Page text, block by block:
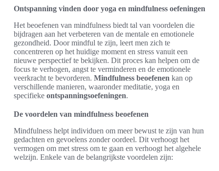
Ontspanning vinden door yoga en mindfulness oefeningen
Het beoefenen van mindfulness biedt tal van voordelen die
bijdragen aan het verbeteren van de mentale en emotionele
gezondheid. Door mindful te zijn, leert men zich te
concentreren op het huidige moment en stress vanuit een
nieuwe perspectief te bekijken. Dit proces kan helpen om de
focus te verhogen, angst te verminderen en de emotionele
veerkracht te bevorderen. Mindfulness beoefenen kan op
verschillende manieren, waaronder meditatie, yoga en
specifieke ontspanningsoefeningen.
De voordelen van mindfulness beoefenen
Mindfulness helpt individuen om meer bewust te zijn van hun
gedachten en gevoelens zonder oordeel. Dit verhoogt het
vermogen om met stress om te gaan en verhoogt het algehele
welzijn. Enkele van de belangrijkste voordelen zijn: